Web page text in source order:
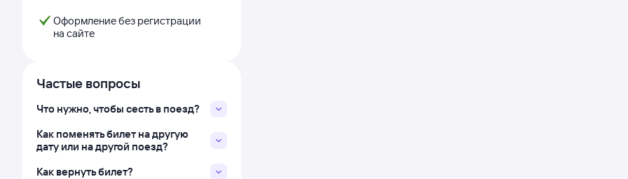
Оформление без регистрации
на сайте
Частые вопросы
Что нужно, чтобы сесть в поезд?
Как поменять билет на другую
дату или на другой поезд?
Как вернуть билет?